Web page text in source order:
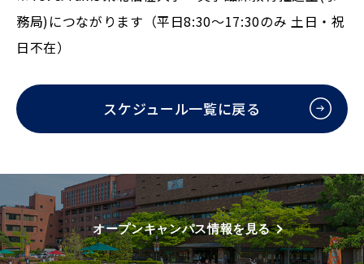
務局)につながります（平日8:30～17:30のみ 土日・祝
日不在）
スケジュール一覧に戻る
オープンキャンパス情報を見る